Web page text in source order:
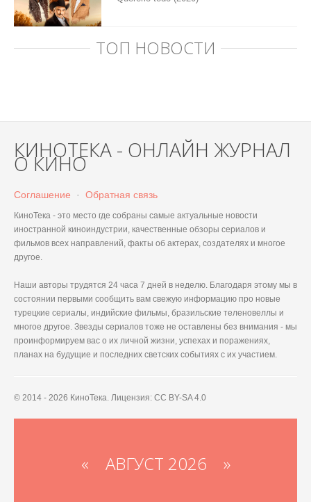
ТОП НОВОСТИ
КИНОТЕКА - ОНЛАЙН ЖУРНАЛ
О КИНО
Соглашение · Обратная связь
КиноТека - это место где собраны самые актуальные новости
иностранной киноиндустрии, качественные обзоры сериалов и
фильмов всех направлений, факты об актерах, создателях и многое
другое.
Наши авторы трудятся 24 часа 7 дней в неделю. Благодаря этому мы в
состоянии первыми сообщить вам свежую информацию про новые
турецкие сериалы, индийские фильмы, бразильские теленовеллы и
многое другое. Звезды сериалов тоже не оставлены без внимания - мы
проинформируем вас о их личной жизни, успехах и поражениях,
планах на будущие и последних светских событиях с их участием.
© 2014 - 2026 КиноТека. Лицензия: CC BY-SA 4.0
« АВГУСТ 2026 »